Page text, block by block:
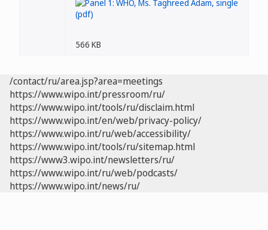
566 KB
/contact/ru/area.jsp?area=meetings
https://www.wipo.int/pressroom/ru/
https://www.wipo.int/tools/ru/disclaim.html
https://www.wipo.int/en/web/privacy-policy/
https://www.wipo.int/ru/web/accessibility/
https://www.wipo.int/tools/ru/sitemap.html
https://www3.wipo.int/newsletters/ru/
https://www.wipo.int/ru/web/podcasts/
https://www.wipo.int/news/ru/